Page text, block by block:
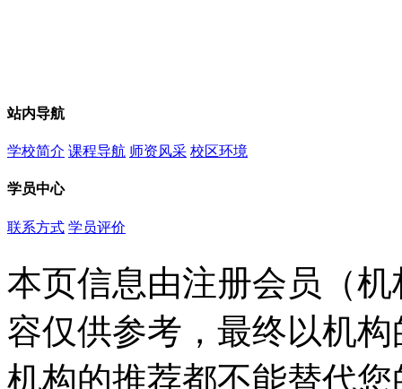
站内导航
学校简介 课程导航 师资风采 校区环境
学员中心
联系方式 学员评价
本页信息由注册会员（
容仅供参考，最终以机
机构的推荐都不能替代